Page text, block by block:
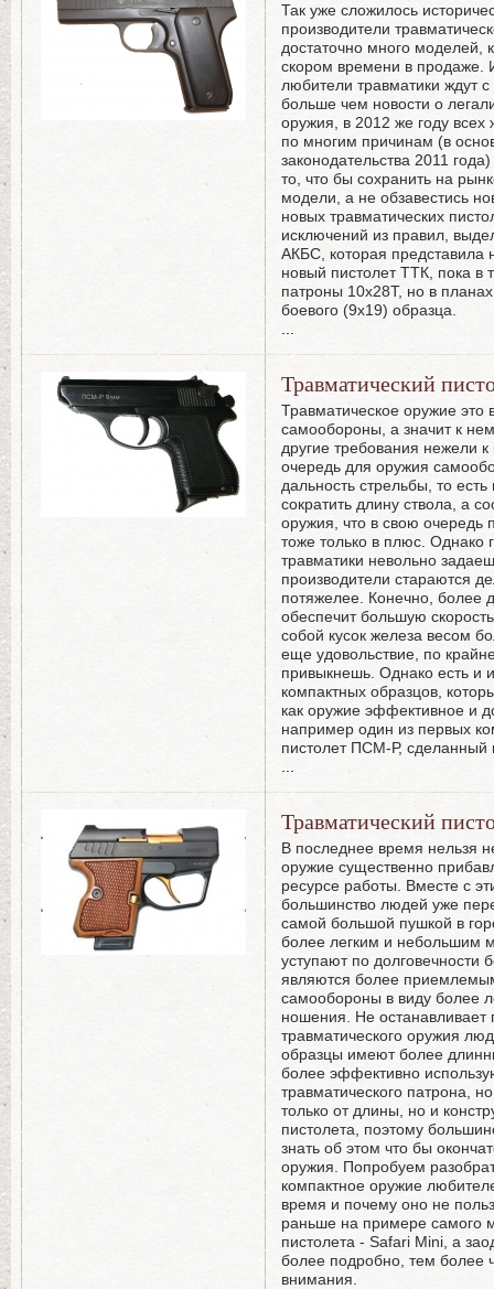
Так уже сложилось
производители
достаточно много моделей,
скором времени в
любители травматики ждут
больше чем новости о
оружия, в 2012 же году
по многим причинам (в
законодательства 2011
то, что бы сохранить на
модели, а не обзавестись
новых травматических
исключений из правил,
АКБС, которая представила
новый пистолет ТТК, пока в
патроны 10х28Т, но в
боевого (9х19) образца.
Травматический
Травматическое оружие
самообороны, а значит к
другие требования нежели
очередь для оружия
дальность стрельбы, то
сократить длину ствола, а
оружия, что в свою очередь
тоже только в плюс. Однако
травматики невольно
производители стараются
потяжелее. Конечно, более
обеспечит большую
собой кусок железа весом
еще удовольствие, по
привыкнешь. Однако есть и
компактных образцов,
как оружие эффективное и
например один из первых
пистолет ПСМ-Р,
Травматический
В последнее время нельзя
оружие существенно
ресурсе работы. Вместе с
большинство людей уже
самой большой пушкой в
более легким и небольшим
уступают по долговечности
являются более
самообороны в виду более
ношения. Не останавливает
травматического оружия
образцы имеют более
более эффективно
травматического патрона,
только от длины, но и
пистолета, поэтому
знать об этом что бы
оружия. Попробуем
компактное оружие
время и почему оно не
раньше на примере самого
пистолета - Safari Mini, а
более подробно, тем более
внимания.